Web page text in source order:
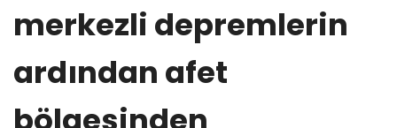
merkezli depremlerin
ardından afet